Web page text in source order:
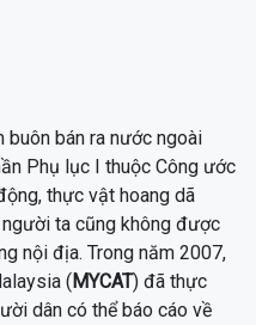
bán ra nước ngoài
Phụ lục I thuộc Công ước
thực vật hoang dã
người ta cũng không được
nội địa. Trong năm 2007,
(MYCAT) đã thực
dân có thể báo cáo về